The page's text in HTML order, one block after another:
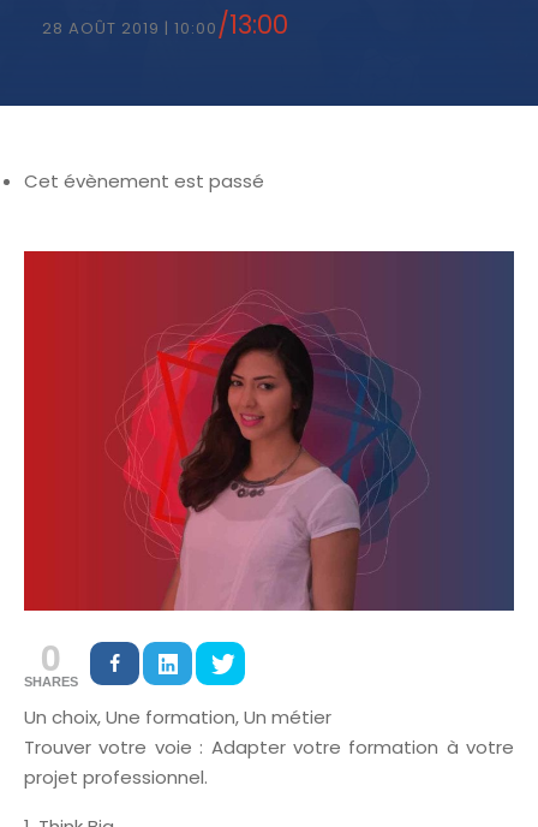
28 AOÛT 2019 | 10:00 /13:00
Cet évènement est passé
0
SHARES
Un choix, Une formation, Un métier
Trouver votre voie : Adapter votre formation à votre
projet professionnel.